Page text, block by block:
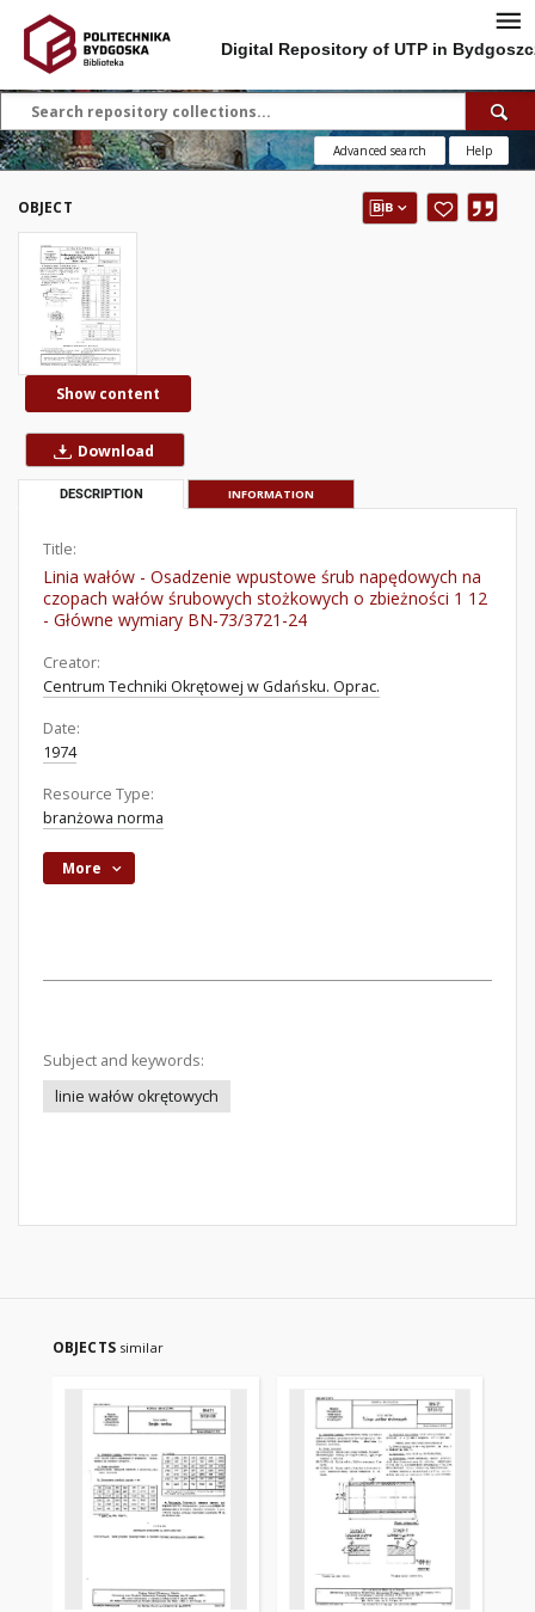
Digital Repository of UTP in
Advanced search Help
OBJECT
Show content
Download
DESCRIPTION INFORMATION
Title:
Linia wałów - Osadzenie wpustowe śrub napędowych na
czopach wałów śrubowych stożkowych o zbieżności 1 12
- Główne wymiary BN-73/3721-24
Creator:
Centrum Techniki Okrętowej w Gdańsku. Oprac.
Date:
1974
Resource Type:
branżowa norma
More
Subject and keywords:
linie wałów okrętowych
OBJECTS similar